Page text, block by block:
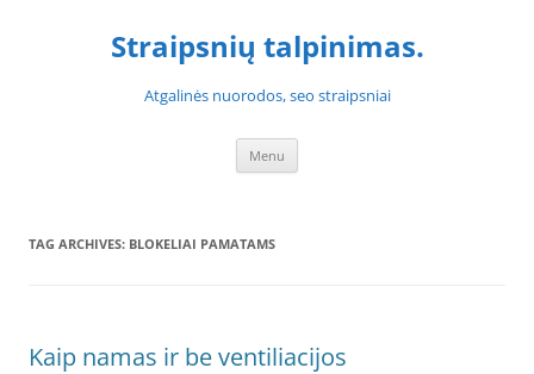
Straipsnių talpinimas.
Atgalinės nuorodos, seo straipsniai
Menu
TAG ARCHIVES: BLOKELIAI PAMATAMS
Kaip namas ir be ventiliacijos